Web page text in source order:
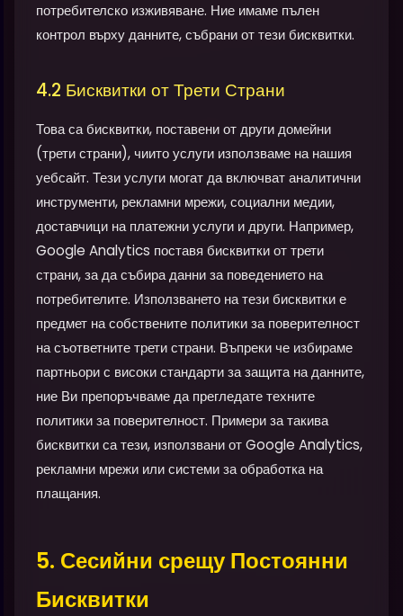
потребителско изживяване. Ние имаме пълен
контрол върху данните, събрани от тези бисквитки.
4.2 Бисквитки от Трети Страни
Това са бисквитки, поставени от други домейни
(трети страни), чиито услуги използваме на нашия
уебсайт. Тези услуги могат да включват аналитични
инструменти, рекламни мрежи, социални медии,
доставчици на платежни услуги и други. Например,
Google Analytics поставя бисквитки от трети
страни, за да събира данни за поведението на
потребителите. Използването на тези бисквитки е
предмет на собствените политики за поверителност
на съответните трети страни. Въпреки че избираме
партньори с високи стандарти за защита на данните,
ние Ви препоръчваме да прегледате техните
политики за поверителност. Примери за такива
бисквитки са тези, използвани от Google Analytics,
рекламни мрежи или системи за обработка на
плащания.
5. Сесийни срещу Постоянни
Бисквитки